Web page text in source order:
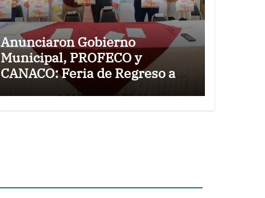
Anunciaron Gobierno
Municipal, PROFECO y
CANACO: Feria de Regreso a
Clases 2026